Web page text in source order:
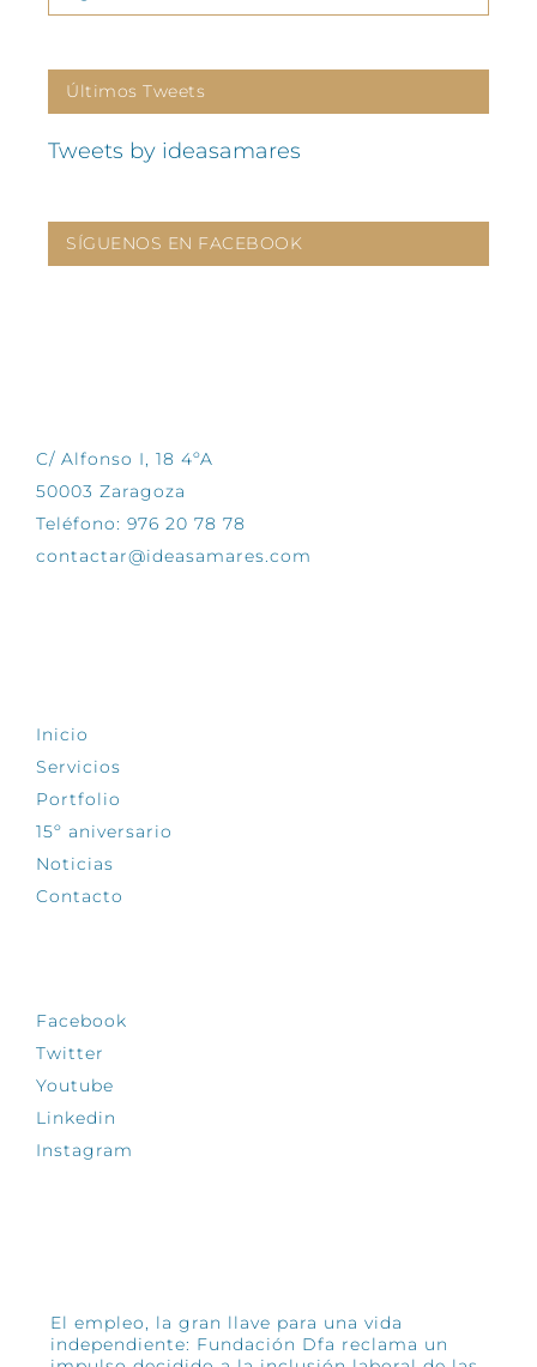
Últimos Tweets
Tweets by ideasamares
SÍGUENOS EN FACEBOOK
C/ Alfonso I, 18 4ºA
50003 Zaragoza
Teléfono: 976 20 78 78
contactar@ideasamares.com
Inicio
Servicios
Portfolio
15º aniversario
Noticias
Contacto
Facebook
Twitter
Youtube
Linkedin
Instagram
El empleo, la gran llave para una vida
independiente: Fundación Dfa reclama un